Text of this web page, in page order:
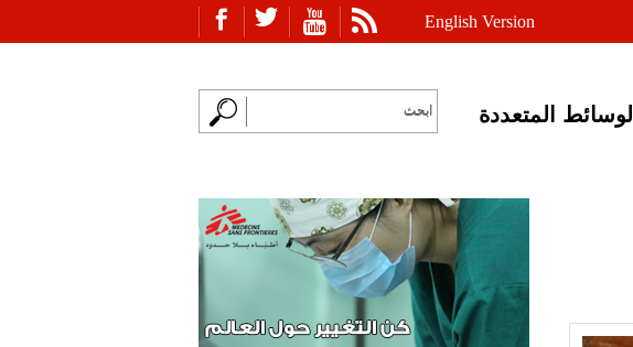
English Version
الوسائط المتعددة